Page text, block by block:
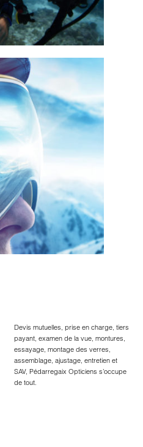
Devis mutuelles, prise en charge, tiers
payant, examen de la vue, montures,
essayage, montage des verres,
assemblage, ajustage, entretien et
SAV, Pédarregaix Opticiens s’occupe
de tout.